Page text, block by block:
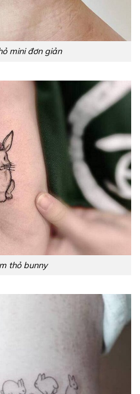
mini đơn giản
thỏ bunny